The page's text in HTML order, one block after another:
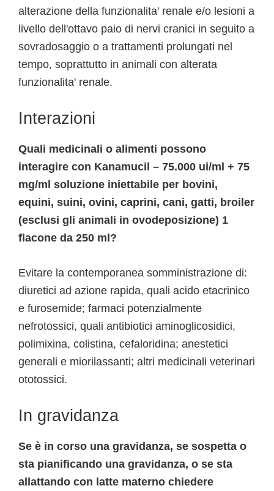
alterazione della funzionalita' renale e/o lesioni a
livello dell'ottavo paio di nervi cranici in seguito a
sovradosaggio o a trattamenti prolungati nel
tempo, soprattutto in animali con alterata
funzionalita' renale.
Interazioni
Quali medicinali o alimenti possono
interagire con Kanamucil – 75.000 ui/ml + 75
mg/ml soluzione iniettabile per bovini,
equini, suini, ovini, caprini, cani, gatti, broiler
(esclusi gli animali in ovodeposizione) 1
flacone da 250 ml?
Evitare la contemporanea somministrazione di:
diuretici ad azione rapida, quali acido etacrinico
e furosemide; farmaci potenzialmente
nefrotossici, quali antibiotici aminoglicosidici,
polimixina, colistina, cefaloridina; anestetici
generali e miorilassanti; altri medicinali veterinari
ototossici.
In gravidanza
Se è in corso una gravidanza, se sospetta o
sta pianificando una gravidanza, o se sta
allattando con latte materno chiedere